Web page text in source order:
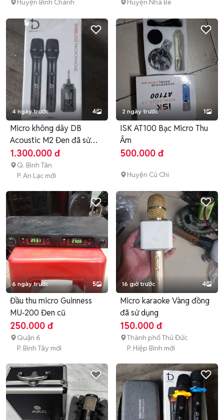
Huyện Bình Chánh Huyện Nhà Bè
4 ngày trước 4
Micro không dây DB
Acoustic M2 Đen đã sử
dụng
1.300.000 đ
Q. Bình Tân
P. An Lạc mới
2 ngày trước 1
ISK AT100 Bạc Micro Thu
Âm
500.000 đ
Huyện Củ Chi
6 ngày trước 5
Đầu thu micro Guinness
MU-200 Đen cũ
250.000 đ
Quận 6
P. Bình Tây mới
16 giờ trước 4
Micro karaoke Vàng đồng
đã sử dụng
150.000 đ
Thành phố Thủ Đức
P. Hiệp Bình mới